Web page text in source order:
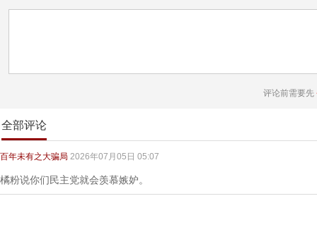
评论前需要先
全部评论
百年未有之大骗局 2026年07月05日 05:07
橘粉说你们民主党就会羡慕嫉妒。